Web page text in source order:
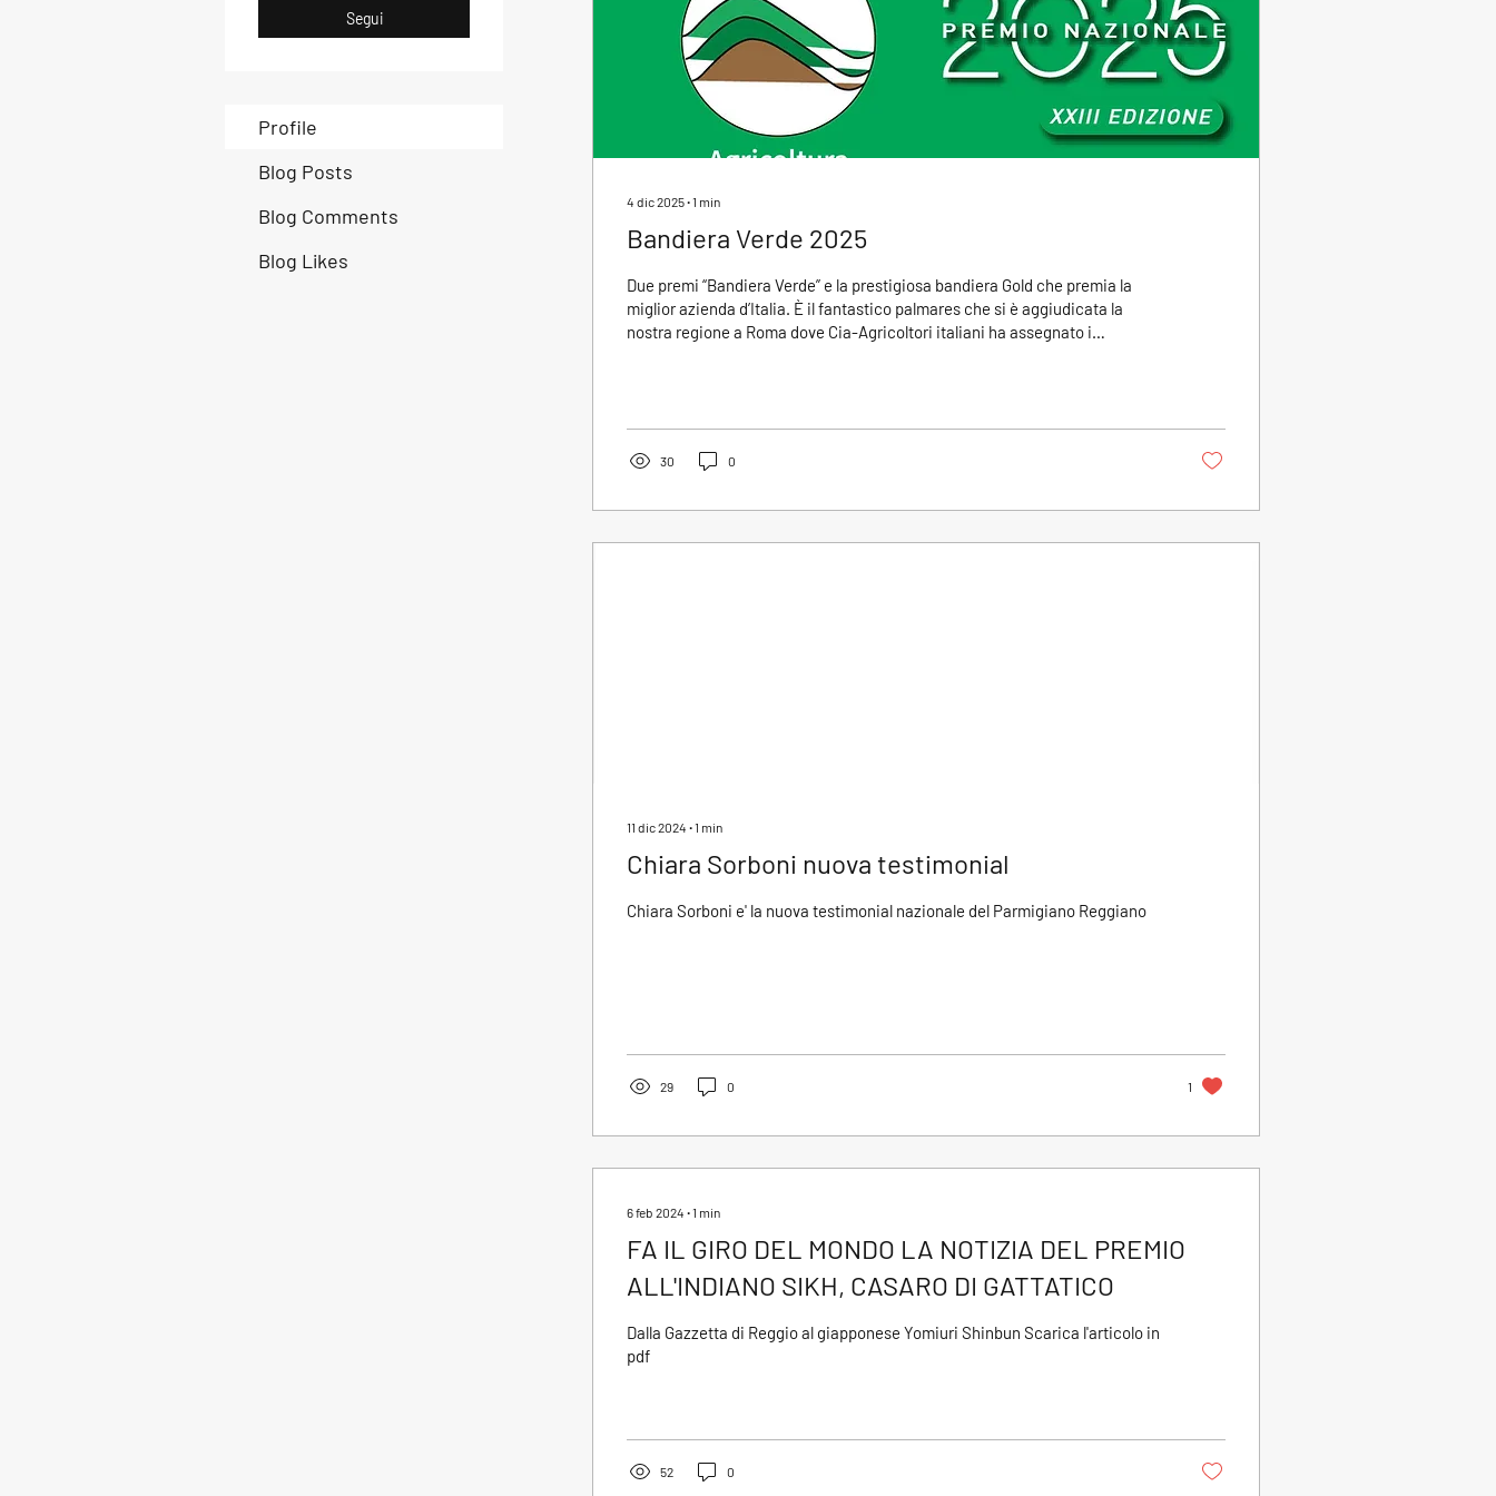
4 dic 2025∙1 min
Bandiera Verde 2025
Due premi “Bandiera Verde” e la prestigiosa bandiera Gold che premia la
miglior azienda d’Italia. È il fantastico palmares che si è aggiudicata la
nostra regione a Roma dove Cia-Agricoltori italiani ha assegnato i
dell’Emilia Romagna. Leggi l'articolo completo a questo LINK...
30 0
11 dic 2024 ∙1 min
Chiara Sorboni nuova testimonial
Chiara Sorboni e' la nuova testimonial nazionale del Parmigiano Reggiano
29 0 1
6 feb 2024 ∙1 min
FA IL GIRO DEL MONDO LA NOTIZIA DEL PREMIO
ALL'INDIANO SIKH, CASARO DI GATTATICO
Dalla Gazzetta di Reggio al giapponese Yomiuri Shinbun Scarica l'articolo in
pdf
52 0
Segui
Profile
Blog Posts
Blog Comments
Blog Likes